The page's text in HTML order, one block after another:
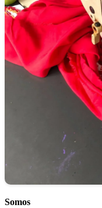
Somos